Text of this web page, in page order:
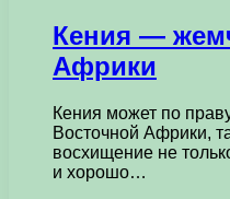
Кения —
Африки
Кения может по
Восточной Африки,
восхищение не
и хорошо…